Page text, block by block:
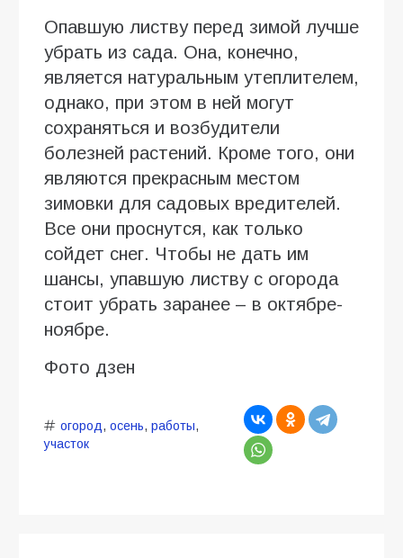
Опавшую листву перед зимой лучше
убрать из сада. Она, конечно,
является натуральным утеплителем,
однако, при этом в ней могут
сохраняться и возбудители
болезней растений. Кроме того, они
являются прекрасным местом
зимовки для садовых вредителей.
Все они проснутся, как только
сойдет снег. Чтобы не дать им
шансы, упавшую листву с огорода
стоит убрать заранее – в октябре-
ноябре.
Фото дзен
огород, осень, работы,
участок